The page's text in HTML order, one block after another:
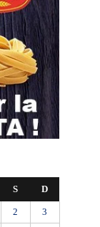
S D
2 3